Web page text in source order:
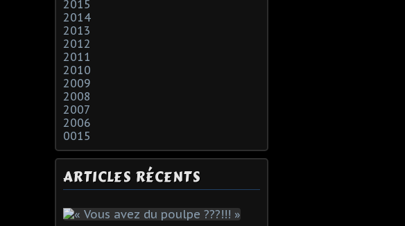
2015
2014
2013
2012
2011
2010
2009
2008
2007
2006
0015
ARTICLES RÉCENTS